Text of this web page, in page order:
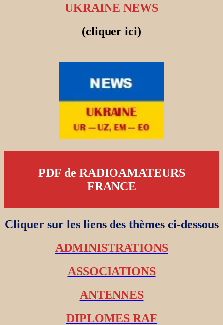
UKRAINE NEWS
(cliquer ici)
PDF de RADIOAMATEURS
FRANCE
Cliquer sur les liens des thèmes ci-dessous
ADMINISTRATIONS
ASSOCIATIONS
ANTENNES
DIPLOMES RAF